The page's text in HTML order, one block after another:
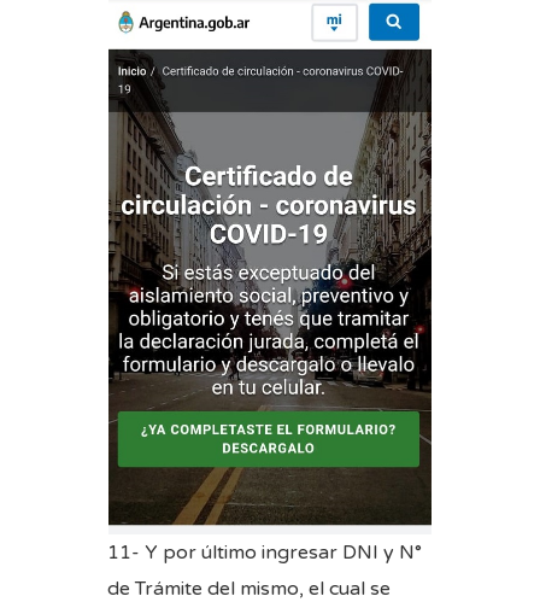
11- Y por último ingresar DNI y N°
de Trámite del mismo, el cual se